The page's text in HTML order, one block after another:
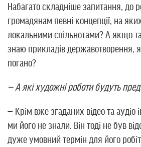
Набагато складніше запитання, до
громадянам певні концепції, на
локальними спільнотами? А якщо
знаю прикладів державотворення,
погано?
— А які художні роботи будуть
— Крім вже згаданих відео та аудіо
ми його не знали. Він тоді не був
дуже умовний термін для його